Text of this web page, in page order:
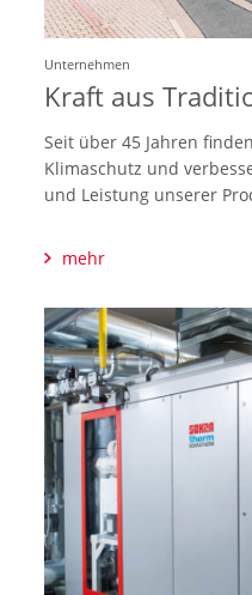
Unternehmen
Kraft aus
Seit über 45 Jahren
Klimaschutz und
und Leistung unserer
mehr